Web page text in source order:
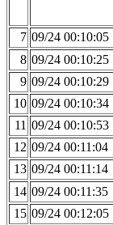
7 09/24 00:10:05
8 09/24 00:10:25
9 09/24 00:10:29
10 09/24 00:10:34
11 09/24 00:10:53
12 09/24 00:11:04
13 09/24 00:11:14
14 09/24 00:11:35
15 09/24 00:12:05